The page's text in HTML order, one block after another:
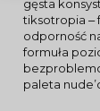
gęsta
tiksotropia ‒
odporność
formuła
paleta